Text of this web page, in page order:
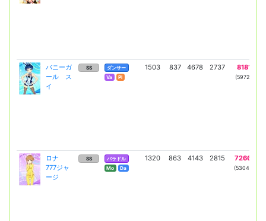
バニーガ
ール ス
イ
SS
ダンサー
Va
Pl
1503 837 4678 2737 8181
(5972)
ロナ
777ジャ
ージ
SS
バラドル
Mo
Da
1320 863 4143 2815 7266
(5304)